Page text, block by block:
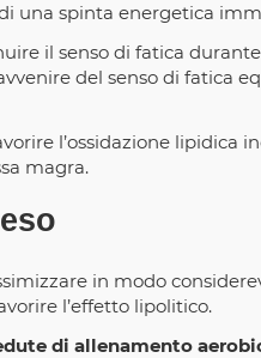
una spinta energetica
il senso di fatica durante
del senso di fatica
l’ossidazione lipidica
magra.
in modo
l’effetto lipolitico.
di allenamento